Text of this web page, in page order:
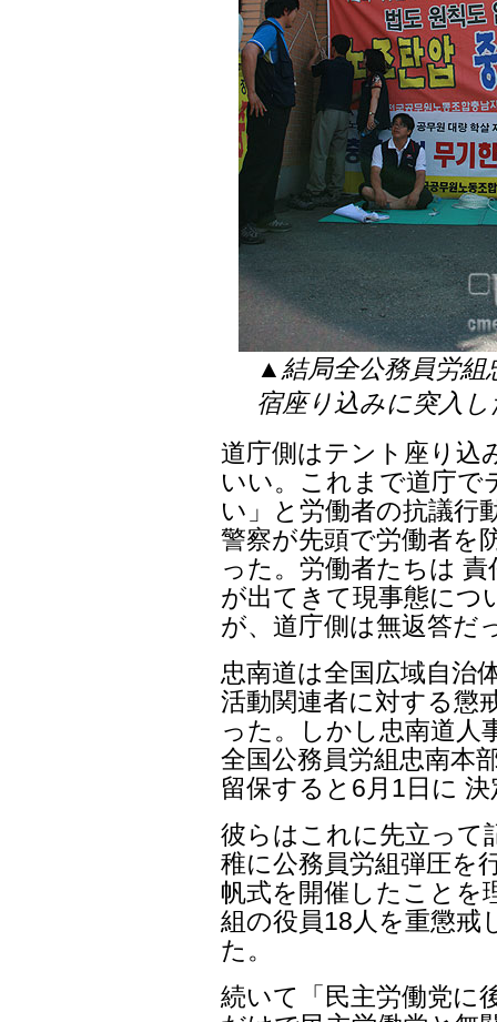
▲結局全公務員労組
宿座り込みに突入
道庁側はテント座り込
いい。これまで道庁で
い」と労働者の抗議行
警察が先頭で労働者を
った。労働者たちは
が出てきて現事態につ
が、道庁側は無返答だ
忠南道は全国広域自治
活動関連者に対する懲
った。しかし忠南道人
全国公務員労組忠南本
留保すると6月1日に
彼らはこれに先立って
稚に公務員労組弾圧を
帆式を開催したことを
組の役員18人を重懲戒
た。
続いて「民主労働党に